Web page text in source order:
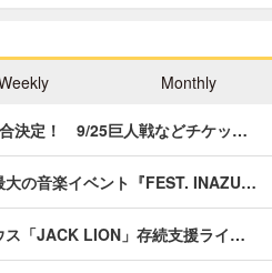
Monthly
決定！ 9/25巨人戦などチケッ…
大の音楽イベント『FEST. INAZU…
ス「JACK LION」存続支援ライ…